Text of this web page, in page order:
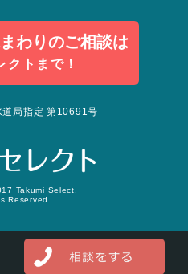
わりのご相談は
クトまで！
道局指定 第10691号
Takumi Select.
Reserved.